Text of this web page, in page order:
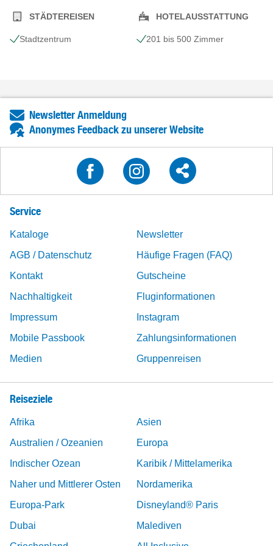
STÄDTEREISEN
Stadtzentrum
HOTELAUSSTATTUNG
201 bis 500 Zimmer
Newsletter Anmeldung
Anonymes Feedback zu unserer Website
Service
Kataloge
Newsletter
AGB / Datenschutz
Häufige Fragen (FAQ)
Kontakt
Gutscheine
Nachhaltigkeit
Fluginformationen
Impressum
Instagram
Mobile Passbook
Zahlungsinformationen
Medien
Gruppenreisen
Reiseziele
Afrika
Asien
Australien / Ozeanien
Europa
Indischer Ozean
Karibik / Mittelamerika
Naher und Mittlerer Osten
Nordamerika
Europa-Park
Disneyland® Paris
Dubai
Malediven